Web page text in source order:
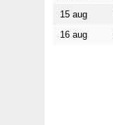
15 aug
16 aug